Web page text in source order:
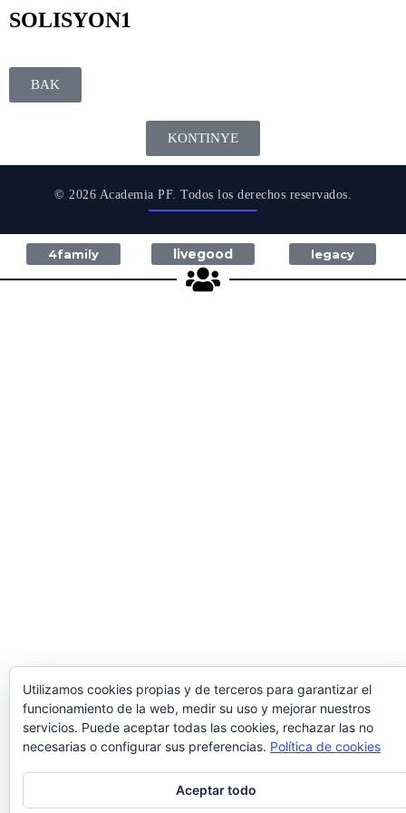
SOLISYON1
BAK
KONTINYE
© 2026 Academia PF. Todos los derechos reservados.
4family livegood legacy
Utilizamos cookies propias y de terceros para garantizar el
funcionamiento de la web, medir su uso y mejorar nuestros
servicios. Puede aceptar todas las cookies, rechazar las no
necesarias o configurar sus preferencias. Política de cookies
Aceptar todo